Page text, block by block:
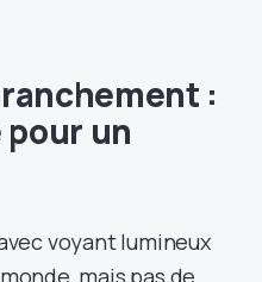
:
un
voyant lumineux
mais pas de